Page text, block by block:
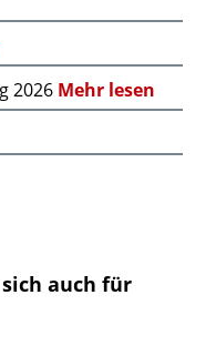
2026 Mehr lesen
auch für